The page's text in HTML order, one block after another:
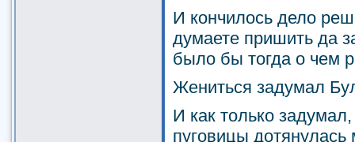
И кончилось дело
думаете пришить да
было бы тогда о чем
Жениться задумал
И как только
пуговицы дотянулась